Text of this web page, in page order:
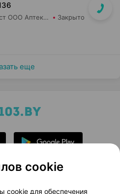
Столичная Аптека СП Самбест ООО Аптека №20 Закрыто
еще
Новости проекта
cookie
cookie для обеспечения